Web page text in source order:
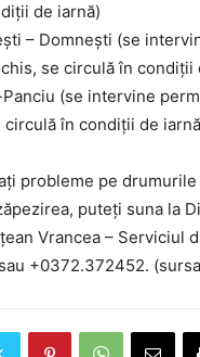
de iarnă)
– Domnești (se
se circulă în condiții
(se intervine
în condiții de
probleme pe
puteți suna la
Vrancea – Serviciul
+0372.372452.